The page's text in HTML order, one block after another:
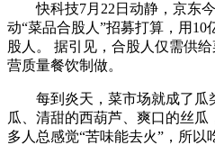
快科技7月22日动静，京东今
动“菜品合股人”招募打算，用10
股人。 据引见，合股人仅需供
营质量餐饮制做。
每到炎天，菜市场就成了瓜
瓜、清甜的西葫芦、爽口的丝瓜
多人总感觉“苦味能去火”，所以